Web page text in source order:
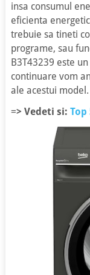
insa consumul
eficienta
trebuie sa tineti
programe, sau
B3T43239 este
continuare vom
ale acestui model.
=> Vedeti si: Top